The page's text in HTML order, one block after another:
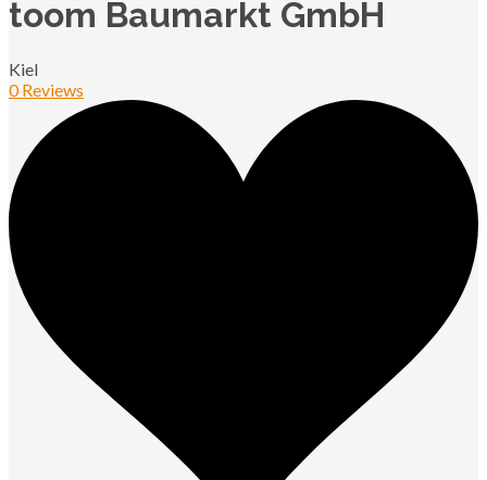
toom Baumarkt GmbH
Kiel
0 Reviews